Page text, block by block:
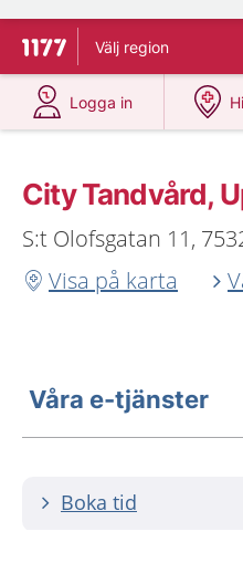
Till startsidan för 1177
Välj region
Logga in
på 1177.se
City Tandvård,
S:t Olofsgatan 11,
Visa på karta
Våra e-tjänster
Boka tid